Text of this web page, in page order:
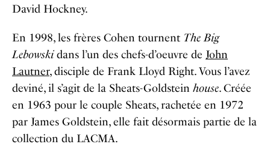
David Hockney.
En 1998, les frères Cohen tournent The Big
Lebowskidans l’un des chefs-d’oeuvre de John
Lautner, disciple de Frank Lloyd Right. Vous l’avez
deviné, il s’agit de la Sheats-Goldstein house. Créée
en 1963 pour le couple Sheats, rachetée en 1972
par James Goldstein, elle fait désormais partie de la
collection du LACMA.